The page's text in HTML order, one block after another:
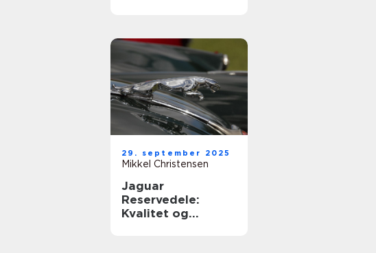
29. september 2025
Mikkel Christensen
Jaguar
Reservedele:
Kvalitet og